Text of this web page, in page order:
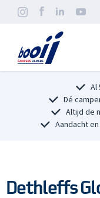
Al
Dé
Altijd de
Aandacht
Dethleffs